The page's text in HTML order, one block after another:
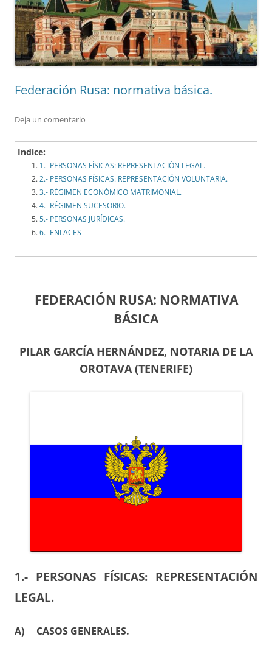
Federación Rusa: normativa básica.
Deja un comentario
Indice:
1.- PERSONAS FÍSICAS: REPRESENTACIÓN LEGAL.
2.- PERSONAS FÍSICAS: REPRESENTACIÓN VOLUNTARIA.
3.- RÉGIMEN ECONÓMICO MATRIMONIAL.
4.- RÉGIMEN SUCESORIO.
5.- PERSONAS JURÍDICAS.
6.- ENLACES
FEDERACIÓN RUSA: NORMATIVA
BÁSICA
PILAR GARCÍA HERNÁNDEZ, NOTARIA DE LA
OROTAVA (TENERIFE)
1.- PERSONAS FÍSICAS: REPRESENTACIÓN
LEGAL.
A) CASOS GENERALES.